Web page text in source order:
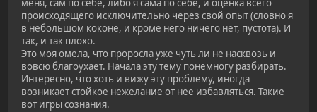
меня, сам по себе, либо я сама по себе, и оценка всего
происходящего исключительно через свой опыт (словно я
в небольшом коконе, и кроме него ничего нет, пустота). И
так, и так плохо.
Это моя омела, что проросла уже чуть ли не насквозь и
вовсю благоухает. Начала эту тему понемногу разбирать.
Интересно, что хоть и вижу эту проблему, иногда
возникает стойкое нежелание от нее избавляться. Такие
вот игры сознания.